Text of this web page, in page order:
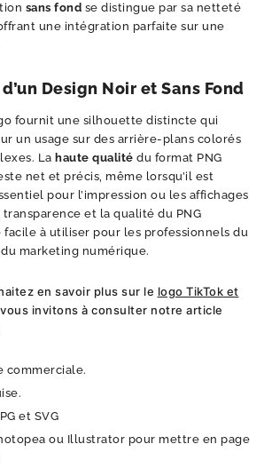
sans fond se distingue par sa netteté
une intégration parfaite sur une
Design Noir et Sans Fond
fournit une silhouette distincte qui
un usage sur des arrière-plans colorés
La haute qualité du format PNG
net et précis, même lorsqu’il est
pour l’impression ou les affichages
et la qualité du PNG
à utiliser pour les professionnels du
marketing numérique.
en savoir plus sur le logo TikTok et
invitons à consulter notre article
commerciale.
et SVG
ou Illustrator pour mettre en page